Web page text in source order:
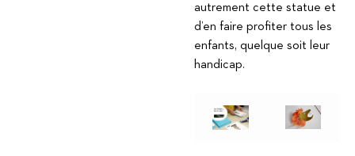
autrement cette statue et
d’en faire profiter tous les
enfants, quelque soit leur
handicap.